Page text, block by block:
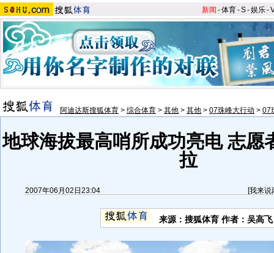
新闻 -体育-S-娱乐-
阿迪达斯搜狐体育 > 综合体育 > 其他 > 其他 > 07珠峰大行动 > 07
地球海拔最高哨所成功亮电 志愿
拉
2007年06月02日23:04 [我来说
来源：搜狐体育 作者：吴高飞